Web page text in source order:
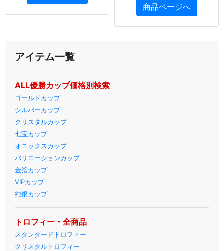
商品ページへ
アイテム一覧
ALL優勝カップ価格別検索
ゴールドカップ
シルバーカップ
クリスタルカップ
七宝カップ
オニックスカップ
バリエーションカップ
金箔カップ
VIPカップ
純銀カップ
トロフィー・全商品
スタンダードトロフィー
クリスタルトロフィー